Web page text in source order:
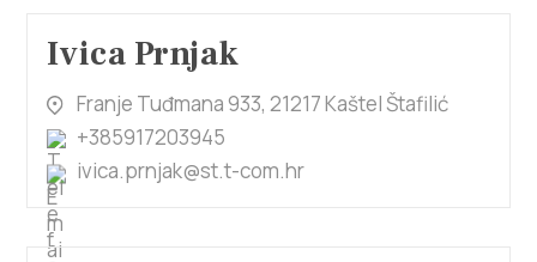
Ivica Prnjak
Franje Tuđmana 933, 21217 Kaštel Štafilić
+385917203945
ivica.prnjak@st.t-com.hr